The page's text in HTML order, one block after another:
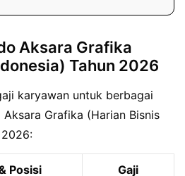
Aksara Grafika
Tahun 2026
karyawan untuk berbagai
Grafika (Harian Bisnis
Posisi Gaji